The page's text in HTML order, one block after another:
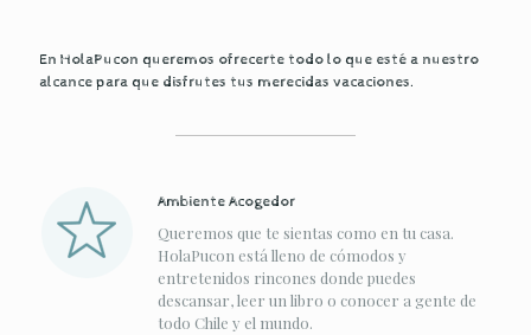
En HolaPucon queremos ofrecerte todo lo que esté a nuestro
alcance para que disfrutes tus merecidas vacaciones.
Ambiente Acogedor
Queremos que te sientas como en tu casa.
HolaPucon está lleno de cómodos y
entretenidos rincones donde puedes
descansar, leer un libro o conocer a gente de
todo Chile y el mundo.